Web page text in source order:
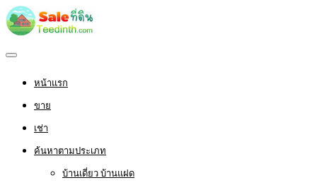
หน้าแรก
ขาย
เช่า
ค้นหาตามประเภท
บ้านเดี่ยว บ้านแฝด